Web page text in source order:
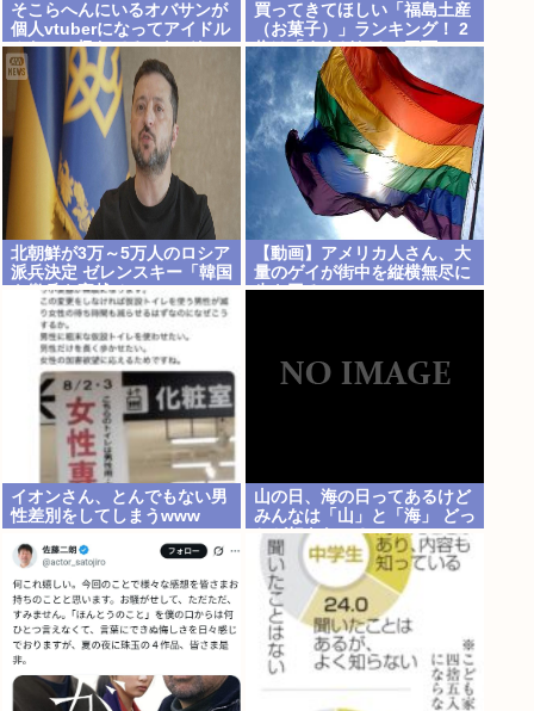
そこらへんにいるオバサンが
個人vtuberになってアイドル
みたいに扱わてるのヤバな
い？
買ってきてほしい「福島土産
（お菓子）」ランキング！ 2
位は「ままどおる（三万
石）」、1位は？
北朝鮮が3万～5万人のロシア
派兵決定 ゼレンスキー「韓国
も徴兵を寄越せ」
【動画】アメリカ人さん、大
量のゲイが街中を縦横無尽に
歩き回る
イオンさん、とんでもない男
性差別をしてしまうwww
山の日、海の日ってあるけど
みんなは「山」と「海」 どっ
ちが好きなの？